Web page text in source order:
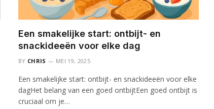
Een smakelijke start: ontbijt- en
snackideeën voor elke dag
BY CHRIS MEI 19, 2025
Een smakelijke start: ontbijt- en snackideeën voor elke
dagHet belang van een goed ontbijtEen goed ontbijt is
cruciaal om je…